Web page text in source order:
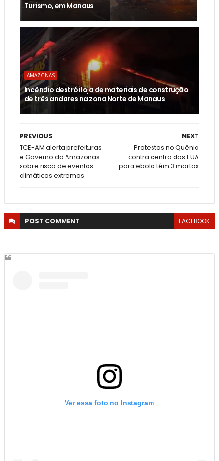
Turismo, em Manaus
AMAZONAS
Incêndio destrói loja de materiais de construção
de três andares na zona Norte de Manaus
NEXT
Protestos no Quênia
contra centro dos EUA
para ebola têm 3 mortos
PREVIOUS
TCE-AM alerta prefeituras
e Governo do Amazonas
sobre risco de eventos
climáticos extremos
POST COMMENT FACEBOOK
Ver essa foto no Instagram